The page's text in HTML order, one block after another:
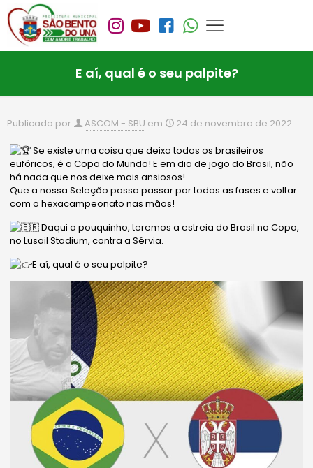
E aí, qual é o seu palpite?
Publicado por ASCOM - SBU em 24 de novembro de 2022
Se existe uma coisa que deixa todos os brasileiros
eufóricos, é a Copa do Mundo! E em dia de jogo do Brasil, não
há nada que nos deixe mais ansiosos!
Que a nossa Seleção possa passar por todas as fases e voltar
com o hexacampeonato nas mãos!
Daqui a pouquinho, teremos a estreia do Brasil na Copa,
no Lusail Stadium, contra a Sérvia.
E aí, qual é o seu palpite?